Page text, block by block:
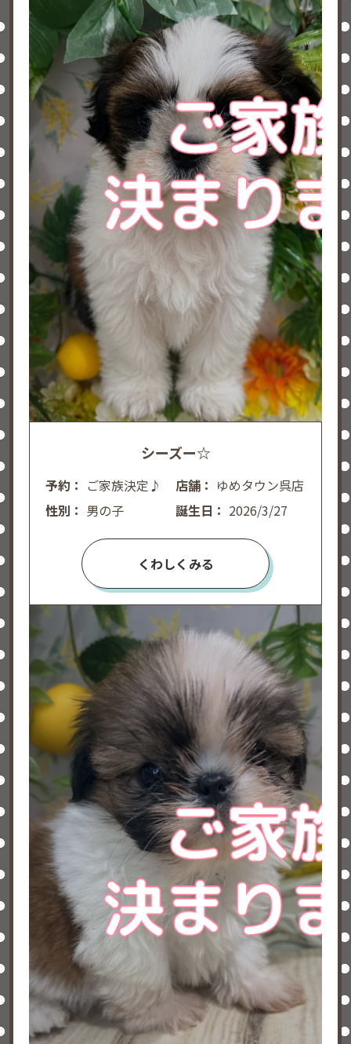
シーズー☆
予約： ご家族決定♪ 店舗： ゆめタウン呉店
性別： 男の子 誕生日： 2026/3/27
くわしくみる